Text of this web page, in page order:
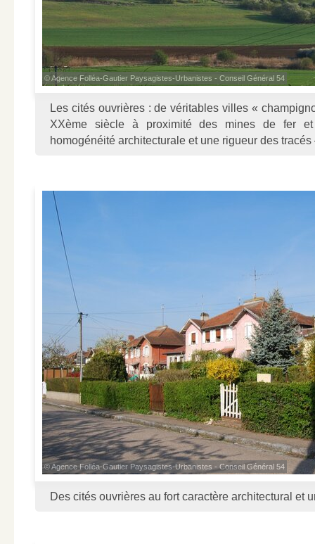
© Agence Folléa-Gautier Paysagistes-Urbanistes - Conseil Général 54
Les cités ouvrières : de véritables villes «
XXème siècle à proximité des mines de fer
homogénéité architecturale et une rigueur des
© Agence Folléa-Gautier Paysagistes-Urbanistes - Conseil Général 54
Des cités ouvrières au fort caractère architectural et